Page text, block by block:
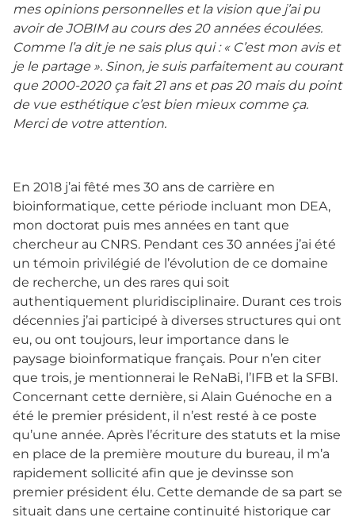
mes opinions personnelles et la vision que j’ai pu
avoir de JOBIM au cours des 20 années écoulées.
Comme l’a dit je ne sais plus qui : « C’est mon avis et
je le partage ». Sinon, je suis parfaitement au courant
que 2000-2020 ça fait 21 ans et pas 20 mais du point
de vue esthétique c’est bien mieux comme ça.
Merci de votre attention.
En 2018 j’ai fêté mes 30 ans de carrière en
bioinformatique, cette période incluant mon DEA,
mon doctorat puis mes années en tant que
chercheur au CNRS. Pendant ces 30 années j’ai été
un témoin privilégié de l’évolution de ce domaine
de recherche, un des rares qui soit
authentiquement pluridisciplinaire. Durant ces trois
décennies j’ai participé à diverses structures qui ont
eu, ou ont toujours, leur importance dans le
paysage bioinformatique français. Pour n’en citer
que trois, je mentionnerai le ReNaBi, l’IFB et la SFBI.
Concernant cette dernière, si Alain Guénoche en a
été le premier président, il n’est resté à ce poste
qu’une année. Après l’écriture des statuts et la mise
en place de la première mouture du bureau, il m’a
rapidement sollicité afin que je devinsse son
premier président élu. Cette demande de sa part se
situait dans une certaine continuité historique car